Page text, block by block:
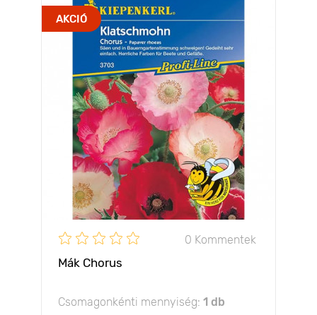
AKCIÓ
0 Kommentek
Mák Chorus
Csomagonkénti mennyiség: 1 db